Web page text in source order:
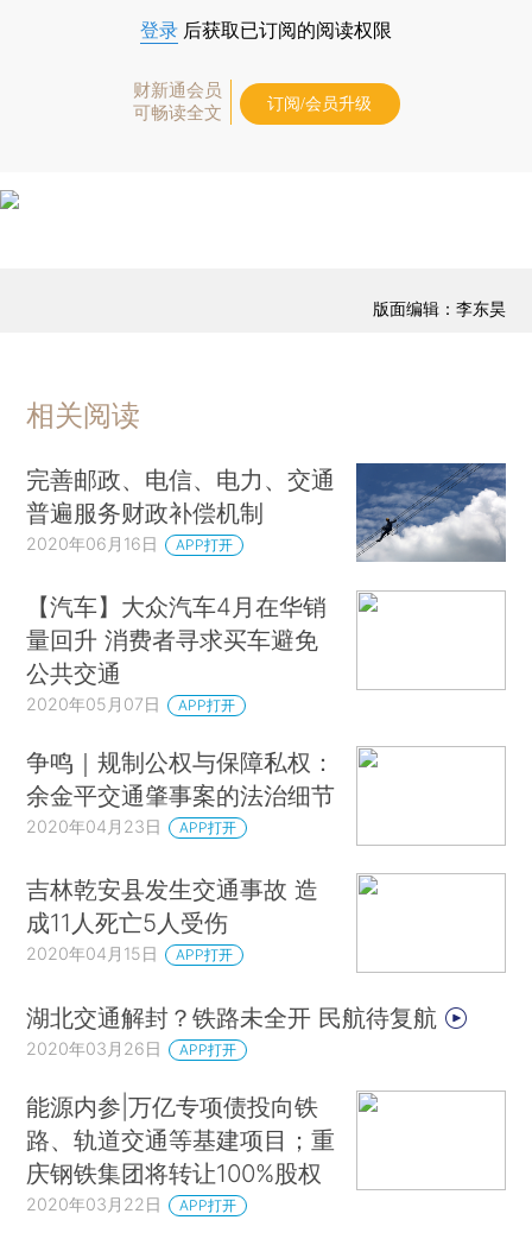
登录 后获取已订阅的阅读权限
财新通会员
可畅读全文
订阅/会员升级
版面编辑：李东昊
相关阅读
完善邮政、电信、电力、交通
普遍服务财政补偿机制
2020年06月16日 APP打开
【汽车】大众汽车4月在华销
量回升 消费者寻求买车避免
公共交通
2020年05月07日 APP打开
争鸣｜规制公权与保障私权：
余金平交通肇事案的法治细节
2020年04月23日 APP打开
吉林乾安县发生交通事故 造
成11人死亡5人受伤
2020年04月15日 APP打开
湖北交通解封？铁路未全开 民航待复航
2020年03月26日 APP打开
能源内参|万亿专项债投向铁
路、轨道交通等基建项目；重
庆钢铁集团将转让100%股权
2020年03月22日 APP打开